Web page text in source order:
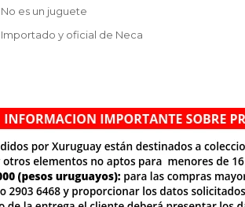
No es un juguete
Importado y oficial de Neca